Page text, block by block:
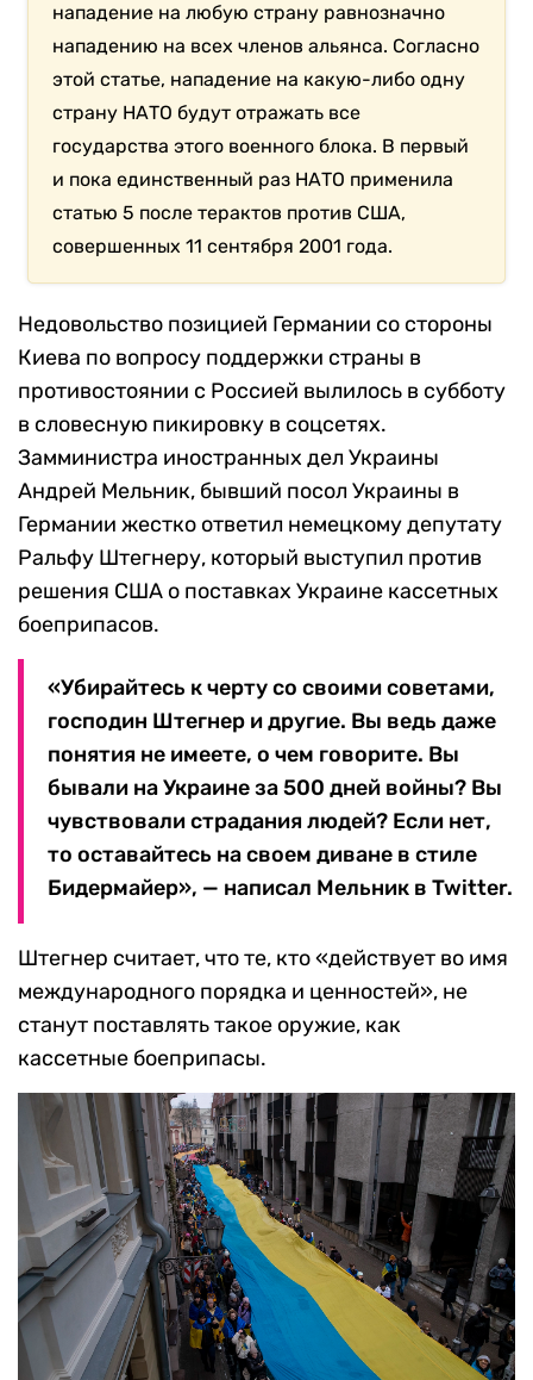
нападение на любую страну равнозначно
нападению на всех членов альянса. Согласно
этой статье, нападение на какую-либо одну
страну НАТО будут отражать все
государства этого военного блока. В первый
и пока единственный раз НАТО применила
статью 5 после терактов против США,
совершенных 11 сентября 2001 года.
Недовольство позицией Германии со стороны
Киева по вопросу поддержки страны в
противостоянии с Россией вылилось в субботу
в словесную пикировку в соцсетях.
Замминистра иностранных дел Украины
Андрей Мельник, бывший посол Украины в
Германии жестко ответил немецкому депутату
Ральфу Штегнеру, который выступил против
решения США о поставках Украине кассетных
боеприпасов.
«Убирайтесь к черту со своими советами,
господин Штегнер и другие. Вы ведь даже
понятия не имеете, о чем говорите. Вы
бывали на Украине за 500 дней войны? Вы
чувствовали страдания людей? Если нет,
то оставайтесь на своем диване в стиле
Бидермайер», — написал Мельник в Twitter.
Штегнер считает, что те, кто «действует во имя
международного порядка и ценностей», не
станут поставлять такое оружие, как
кассетные боеприпасы.